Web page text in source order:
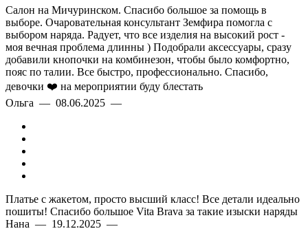
Салон на Мичуринском. Спасибо большое за помощь в
выборе. Очаровательная консультант Земфира помогла с
выбором наряда. Радует, что все изделия на высокий рост -
моя вечная проблема длинны ) Подобрали аксессуары, сразу
добавили кнопочки на комбинезон, чтобы было комфортно,
пояс по талии. Все быстро, профессионально. Спасибо,
девочки ❤️ на мероприятии буду блестать
Ольга — 08.06.2025 —
Платье с жакетом, просто высший класс! Все детали идеально
пошиты! Спасибо большое Vita Brava за такие изыски наряды
Нана — 19.12.2025 —